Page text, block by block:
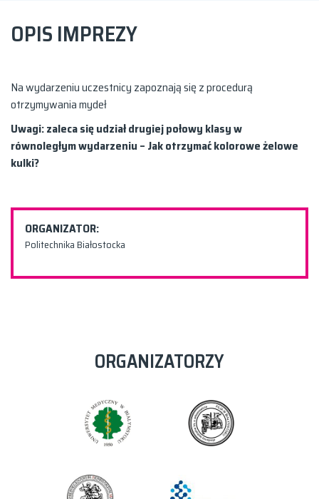
OPIS IMPREZY
Na wydarzeniu uczestnicy zapoznają się z procedurą
otrzymywania mydeł
Uwagi: zaleca się udział drugiej połowy klasy w
równoległym wydarzeniu – Jak otrzymać kolorowe żelowe
kulki?
ORGANIZATOR:
Politechnika Białostocka
ORGANIZATORZY